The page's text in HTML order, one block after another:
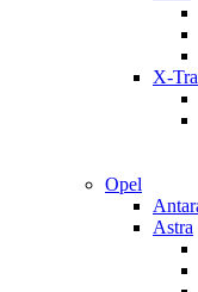
X-
Opel
Astra